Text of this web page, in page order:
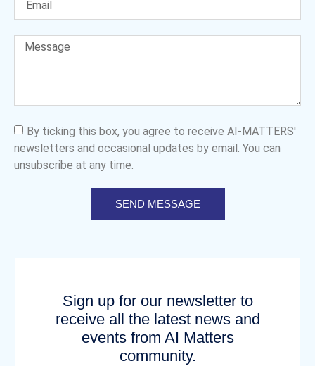
By ticking this box, you agree to receive AI-MATTERS'
newsletters and occasional updates by email. You can
unsubscribe at any time.
SEND MESSAGE
Sign up for our newsletter to
receive all the latest news and
events from AI Matters
community.